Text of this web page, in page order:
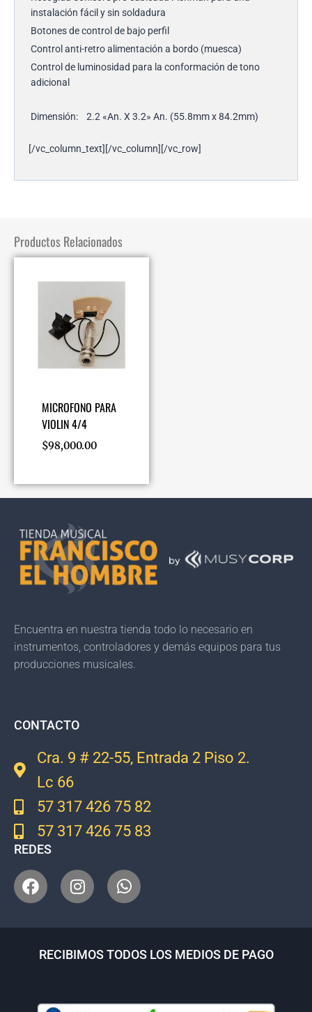
instalación fácil y sin soldadura
Botones de control de bajo perfil
Control anti-retro alimentación a bordo (muesca)
Control de luminosidad para la conformación de tono
adicional
Dimensión: 2.2 «An. X 3.2» An. (55.8mm x 84.2mm)
[/vc_column_text][/vc_column][/vc_row]
Productos Relacionados
MICROFONO PARA
VIOLIN 4/4
$98,000.00
Encuentra en nuestra tienda todo lo necesario en
instrumentos, controladores y demás equipos para tus
producciones musicales.
CONTACTO
Cra. 9 # 22-55, Entrada 2 Piso 2.
Lc 66
57 317 426 75 82
57 317 426 75 83
REDES
RECIBIMOS TODOS LOS MEDIOS DE PAGO